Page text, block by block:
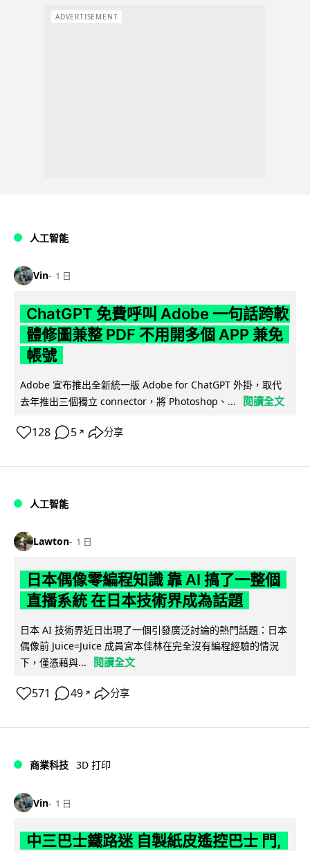
ADVERTISEMENT
人工智能
Vin 1 日
ChatGPT 免費呼叫 Adobe 一句話跨軟
體修圖兼整 PDF 不用開多個 APP 兼免
帳號
Adobe 宣布推出全新統一版 Adobe for ChatGPT 外掛，取代
去年推出三個獨立 connector，將 Photoshop、...
閱讀全文
128 5 ↗ 分享
人工智能
Lawton 1 日
日本偶像零編程知識 靠 AI 搞了一整個
直播系統 在日本技術界成為話題
日本 AI 技術界近日出現了一個引發廣泛討論的熱門話題：日本
偶像前 Juice=Juice 成員宮本佳林在完全沒有編程經驗的情況
下，僅憑藉與...
閱讀全文
571 49 ↗ 分享
商業科技 3D 打印
Vin 1 日
中三巴士鐵路迷 自製紙皮遙控巴士 門,